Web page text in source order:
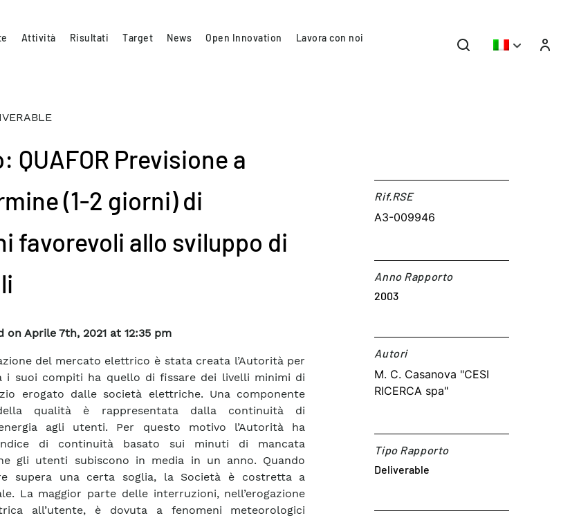
Attività Risultati Target News Open Innovation Lavora con noi
QUAFOR Previsione a
(1-2 giorni) di
favorevoli allo sviluppo di
on Aprile 7th, 2021 at 12:35 pm
del mercato elettrico è stata creata l’Autorità per
i suoi compiti ha quello di fissare dei livelli minimi di
erogato dalle società elettriche. Una componente
qualità è rappresentata dalla continuità di
agli utenti. Per questo motivo l’Autorità ha
di continuità basato sui minuti di mancata
gli utenti subiscono in media in un anno. Quando
supera una certa soglia, la Società è costretta a
La maggior parte delle interruzioni, nell’erogazione
all’utente, è dovuta a fenomeni meteorologici
Rif.RSE​
A3-009946
Anno Rapporto
2003
Autori​
M. C. Casanova "CESI
RICERCA spa"
Tipo Rapporto
Deliverable